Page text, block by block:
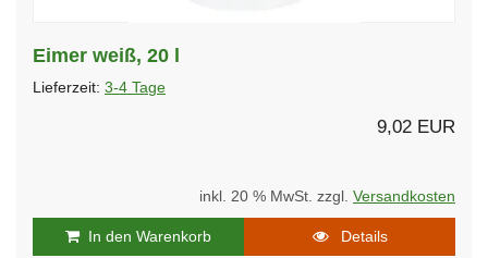
Eimer weiß, 20 l
Lieferzeit: 3-4 Tage
9,02 EUR
inkl. 20 % MwSt. zzgl. Versandkosten
In den Warenkorb Details